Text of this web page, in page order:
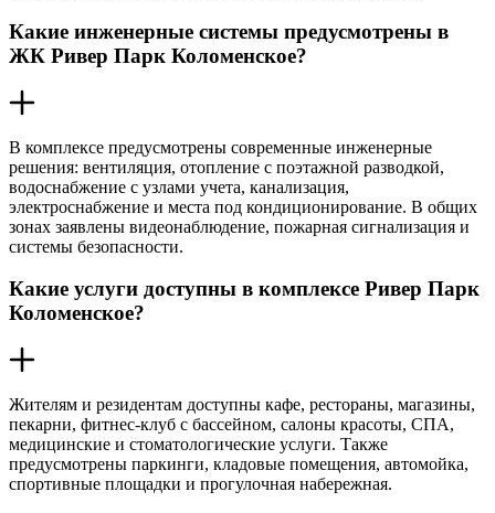
Какие инженерные системы предусмотрены в
ЖК Ривер Парк Коломенское?
В комплексе предусмотрены современные инженерные
решения: вентиляция, отопление с поэтажной разводкой,
водоснабжение с узлами учета, канализация,
электроснабжение и места под кондиционирование. В общих
зонах заявлены видеонаблюдение, пожарная сигнализация и
системы безопасности.
Какие услуги доступны в комплексе Ривер Парк
Коломенское?
Жителям и резидентам доступны кафе, рестораны, магазины,
пекарни, фитнес-клуб с бассейном, салоны красоты, СПА,
медицинские и стоматологические услуги. Также
предусмотрены паркинги, кладовые помещения, автомойка,
спортивные площадки и прогулочная набережная.